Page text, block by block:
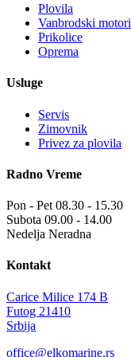
Plovila
Vanbrodski motori
Prikolice
Oprema
Usluge
Servis
Zimovnik
Privez za plovila
Radno Vreme
Pon - Pet 08.30 - 15.30
Subota 09.00 - 14.00
Nedelja Neradna
Kontakt
Carice Milice 174 B
Futog 21410
Srbija
office@elkomarine.rs